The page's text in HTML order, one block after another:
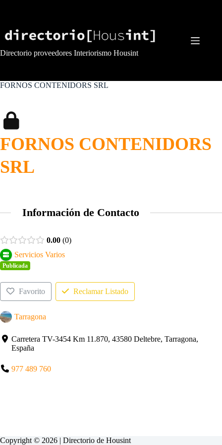
Directorio proveedores Interiorismo Housint
FORNOS CONTENIDORS SRL
FORNOS CONTENIDORS
SRL
Información de Contacto
0.00 0
Servicios Varios
Publicada
Favorito Reclamar Listado
Tarragona
Carretera TV-3454 Km 11.870, 43580 Deltebre, Tarragona,
España
977 489 760
Copyright © 2026 | Directorio de Housint